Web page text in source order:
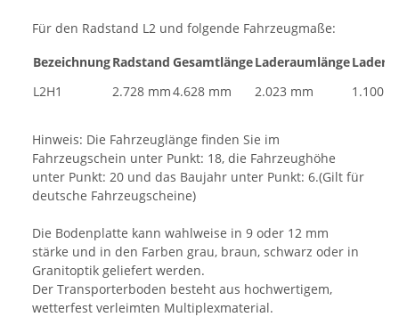
Für den Radstand L2 und folgende Fahrzeugmaße:
BezeichnungRadstand GesamtlängeLaderaumlänge
L2H1
2.728 mm4.628 mm 2.023 mm 1.100
Hinweis: Die Fahrzeuglänge finden Sie im
Fahrzeugschein unter Punkt: 18, die Fahrzeughöhe
unter Punkt: 20 und das Baujahr unter Punkt: 6.(Gilt für
deutsche Fahrzeugscheine)
Die Bodenplatte kann wahlweise in 9 oder 12 mm
stärke und in den Farben grau, braun, schwarz oder in
Granitoptik geliefert werden.
Der Transporterboden besteht aus hochwertigem,
wetterfest verleimten Multiplexmaterial.